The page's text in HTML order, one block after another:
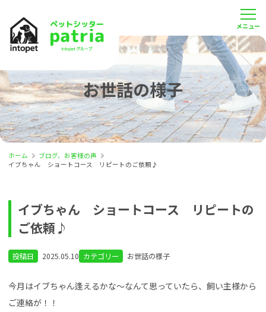
お世話の様子
ホーム
ブログ、お客様の声
イブちゃん ショートコース リピートのご依頼♪
イブちゃん ショートコース リピートの
ご依頼♪
投稿日 2025.05.10 カテゴリー お世話の様子
今月はイブちゃん逢えるかな～なんて思っていたら、飼い主様から
ご連絡が！！